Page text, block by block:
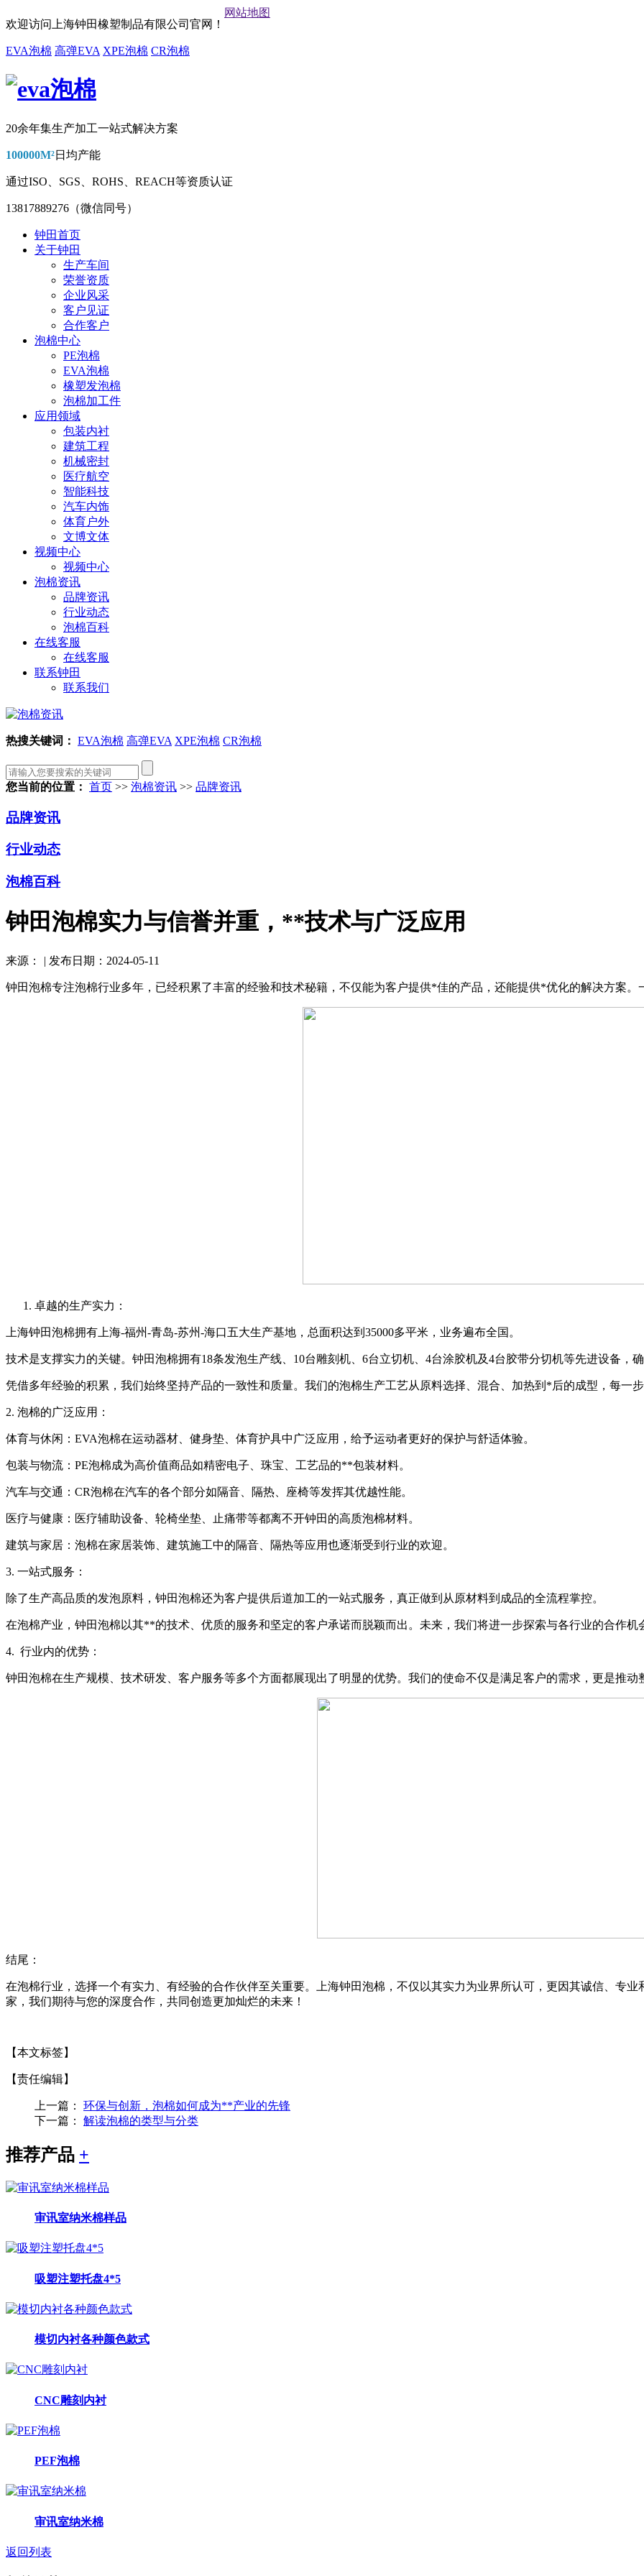
欢迎访问上海钟田橡塑制品有限公司官网！
EVA泡棉 高弹EVA XPE泡棉 CR泡棉
网站地图
20余年集生产加工一站式解决方案
100000M²日均产能
通过ISO、SGS、ROHS、REACH等资质认证
13817889276（微信同号）
钟田首页
关于钟田
生产车间
荣誉资质
企业风采
客户见证
合作客户
泡棉中心
PE泡棉
EVA泡棉
橡塑发泡棉
泡棉加工件
应用领域
包装内衬
建筑工程
机械密封
医疗航空
智能科技
汽车内饰
体育户外
文博文体
视频中心
视频中心
泡棉资讯
品牌资讯
行业动态
泡棉百科
在线客服
在线客服
联系钟田
联系我们
热搜关键词： EVA泡棉 高弹EVA XPE泡棉 CR泡棉
您当前的位置： 首页 >> 泡棉资讯 >> 品牌资讯
品牌资讯
行业动态
泡棉百科
钟田泡棉实力与信誉并重，**技术与广泛应用
来源： | 发布日期：2024-05-11
钟田泡棉专注泡棉行业多年，已经积累了丰富的经验和技术秘籍，不仅能为客户提供*佳的产品，还能提供*优化的解决方案。
卓越的生产实力：
上海钟田泡棉拥有上海-福州-青岛-苏州-海口五大生产基地，总面积达到35000多平米，业务遍布全国。
技术是支撑实力的关键。钟田泡棉拥有18条发泡生产线、10台雕刻机、6台立切机、4台涂胶机及4台胶带分切机等先进设备，
凭借多年经验的积累，我们始终坚持产品的一致性和质量。我们的泡棉生产工艺从原料选择、混合、加热到*后的成型，每一
2. 泡棉的广泛应用：
体育与休闲：EVA泡棉在运动器材、健身垫、体育护具中广泛应用，给予运动者更好的保护与舒适体验。
包装与物流：PE泡棉成为高价值商品如精密电子、珠宝、工艺品的**包装材料。
汽车与交通：CR泡棉在汽车的各个部分如隔音、隔热、座椅等发挥其优越性能。
医疗与健康：医疗辅助设备、轮椅坐垫、止痛带等都离不开钟田的高质泡棉材料。
建筑与家居：泡棉在家居装饰、建筑施工中的隔音、隔热等应用也逐渐受到行业的欢迎。
3. 一站式服务：
除了生产高品质的发泡原料，钟田泡棉还为客户提供后道加工的一站式服务，真正做到从原材料到成品的全流程掌控。
在泡棉产业，钟田泡棉以其**的技术、优质的服务和坚定的客户承诺而脱颖而出。未来，我们将进一步探索与各行业的合作机
4. 行业内的优势：
钟田泡棉在生产规模、技术研发、客户服务等多个方面都展现出了明显的优势。我们的使命不仅是满足客户的需求，更是推动
结尾：
在泡棉行业，选择一个有实力、有经验的合作伙伴至关重要。上海钟田泡棉，不仅以其实力为业界所认可，更因其诚信、专
家，我们期待与您的深度合作，共同创造更加灿烂的未来！
【本文标签】
【责任编辑】
上一篇：
环保与创新，泡棉如何成为**产业的先锋
下一篇：
解读泡棉的类型与分类
推荐产品 +
审讯室纳米棉样品
吸塑注塑托盘4*5
模切内衬各种颜色款式
CNC雕刻内衬
PEF泡棉
审讯室纳米棉
返回列表